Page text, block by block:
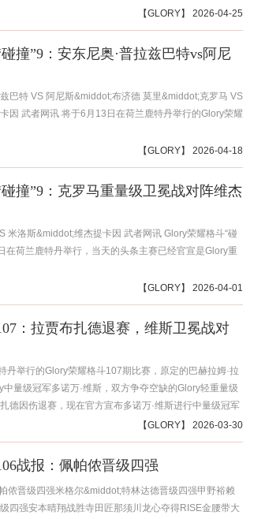
【GLORY】 2026-04-25
撞”9：安东尼奥·普拉兹巴特vs阿尼
巴特 VS 阿尼斯&middot;布济德 莫里&middot;克罗马 VS
因 武者网讯 将于6月13日在荷兰鹿特丹举行的Glory荣耀
【GLORY】 2026-04-18
撞”9：克罗马重量级卫冕战对阵维杰
米洛斯&middot;维杰提卡因 武者网讯 Glory荣耀格斗“碰
在荷兰鹿特丹举行，当天的头条主赛已经官宣是Glory重
【GLORY】 2026-04-01
：拉贾布扎德退赛，维斯卫冕战对
丹举行的Glory荣耀格斗107期比赛，原定的巴赫拉姆·拉
量级冠军多诺万·维斯，双方争夺空缺的Glory轻重量级
德因伤退赛，现在官方宣布多诺万·维斯进行中量级冠军
【GLORY】 2026-03-30
战报：佩帕侬晋级四强
侬晋级四强米格尔&middot;特林达德晋级四强甲野裕赖
四强安本晴翔战胜寺田匠那须川龙心夺得RISE金腰带大